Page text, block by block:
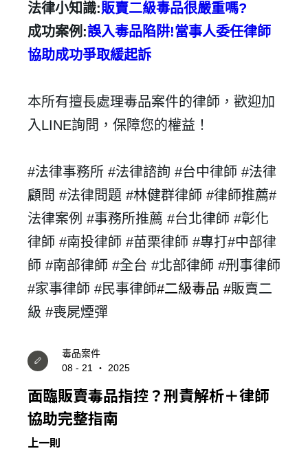
毒品案件
08 - 21 ‧ 2025
面臨販賣毒品指控？刑責解析＋律師
協助完整指南
上一則
法律小知識:販賣二級毒品很嚴重嗎?
成功案例 :誤入毒品陷阱!當事人委任律師
協助成功爭取緩起訴
本所有擅長處理毒品案件的律師，歡迎加
入LINE詢問，保障您的權益！
#法律事務所 #法律諮詢 #台中律師 #法律
顧問 #法律問題 #林健群律師 #律師推薦#
法律案例 #事務所推薦 #台北律師 #彰化
律師 #南投律師 #苗栗律師 #專打#中部律
師 #南部律師 #全台 #北部律師 #刑事律師
#家事律師 #民事律師#二級毒品 #販賣二
級 #喪屍煙彈